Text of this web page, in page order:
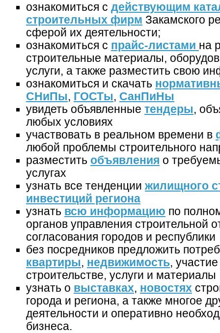
ознакомиться с действующим
строительных фирм Закамского
сферой их деятельности;
ознакомиться с прайс-листами на
строительные материалы,
услуги, а также разместить свою
ознакомиться и скачать
СНиПы, ГОСТы, СанПиНы
увидеть объявленные тендеры,
любых условиях
участвовать в реальном времени в
любой проблемы строительного
разместить объявления о
услугах
узнать все тенденции жилищного
инвестиций региона
узнать всю информацию по
органов управления строительной
согласования городов и республики
без посредников предложить
квартиры, недвижимость,
строительстве, услуги и материалы
узнать о выставках, новостях
города и региона, а также многое
деятельности и оперативно
бизнеса.